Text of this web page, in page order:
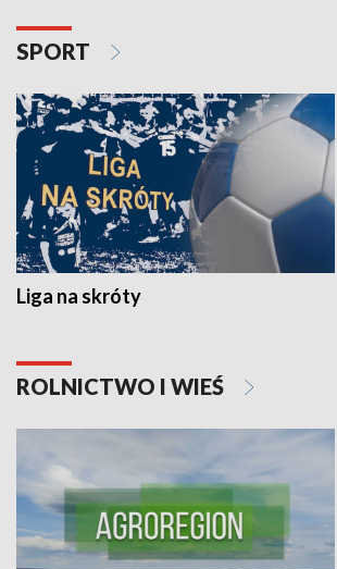
SPORT
Liga na skróty
ROLNICTWO I WIEŚ